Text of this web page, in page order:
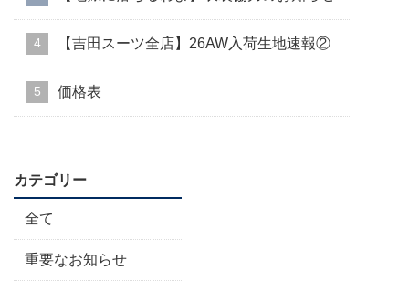
【吉田スーツ全店】26AW入荷生地速報②
価格表
カテゴリー
全て
重要なお知らせ